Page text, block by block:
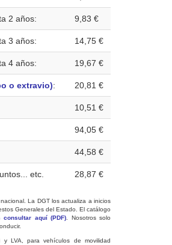
2 años: 9,83 €
3 años: 14,75 €
4 años: 19,67 €
o extravio): 20,81 €
10,51 €
94,05 €
44,58 €
etc. 28,87 €
La DGT los actualiza a inicios
Generales del Estado. El catálogo
consultar aquí (PDF) . Nosotros solo
LVA, para vehículos de movilidad